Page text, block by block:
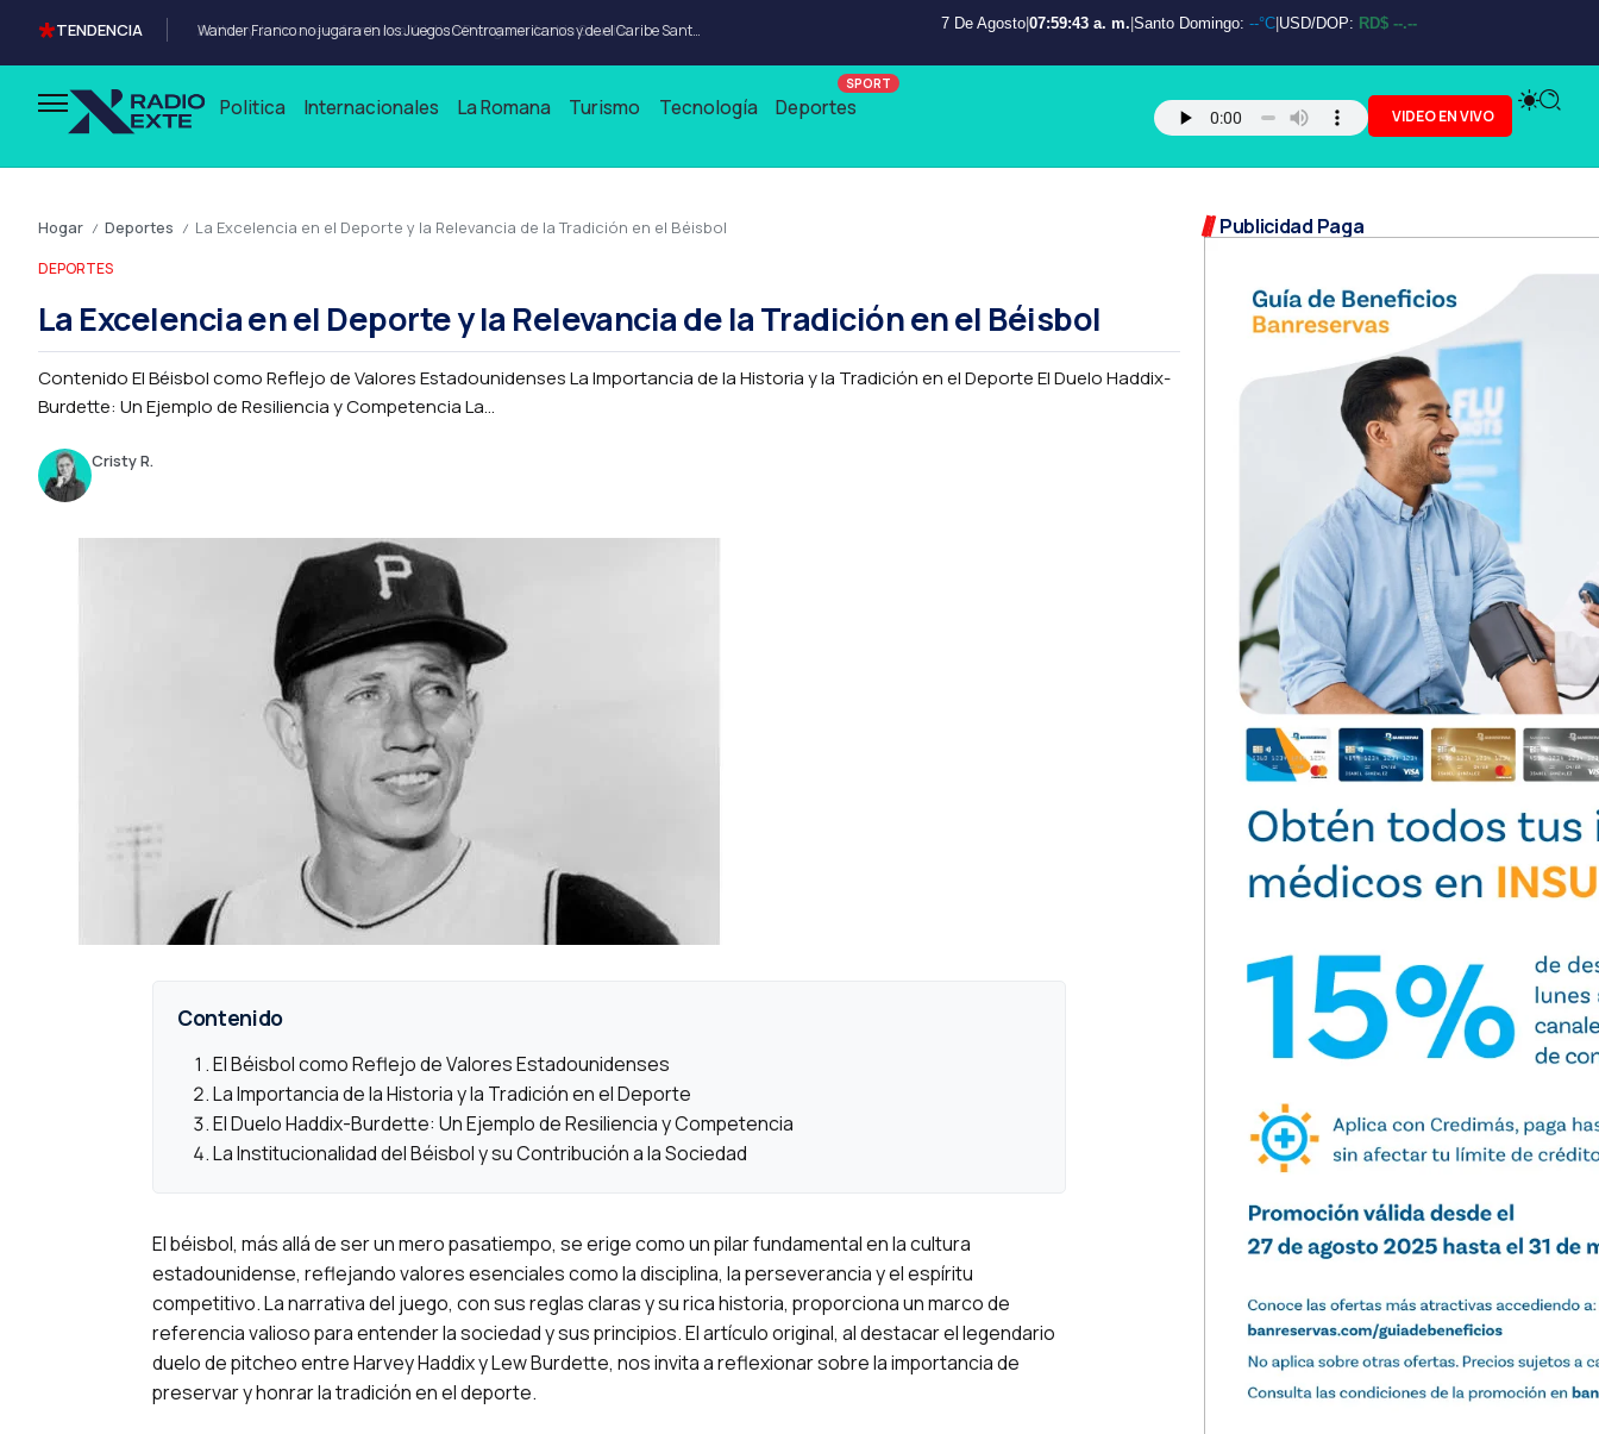
TENDENCIA Wander Franco no jugara en los Juegos Centroamericanos y de el Caribe Santo Domingo 2026 7 De Agosto| 07:59:44 a. m. Santo Domingo: --°C| USD/DOP: RD$ --.--
Politica Internacionales La Romana Turismo Tecnología Deportes VIDEO EN VIVO
Hogar / Deportes / La Excelencia en el Deporte y la Relevancia de la Tradición en el Béisbol
DEPORTES
La Excelencia en el Deporte y la Relevancia de la Tradición en el Béisbol
Contenido El Béisbol como Reflejo de Valores Estadounidenses La Importancia de la Historia y la Tradición en el Deporte El Duelo Haddix-
Burdette: Un Ejemplo de Resiliencia y Competencia La...
Cristy R.
Contenido
El Béisbol como Reflejo de Valores Estadounidenses
La Importancia de la Historia y la Tradición en el Deporte
El Duelo Haddix-Burdette: Un Ejemplo de Resiliencia y Competencia
La Institucionalidad del Béisbol y su Contribución a la Sociedad
El béisbol, más allá de ser un mero pasatiempo, se erige como un pilar fundamental en la cultura
estadounidense, reflejando valores esenciales como la disciplina, la perseverancia y el espíritu
competitivo. La narrativa del juego, con sus reglas claras y su rica historia, proporciona un marco de
referencia valioso para entender la sociedad y sus principios. El artículo original, al destacar el legendario
duelo de pitcheo entre Harvey Haddix y Lew Burdette, nos invita a reflexionar sobre la importancia de
preservar y honrar la tradición en el deporte.
Publicidad Paga